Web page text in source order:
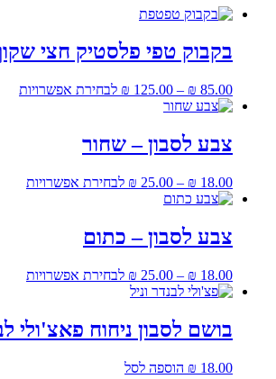
בקבוק טפי פלסטיק חצי שקוף – 50
₪ 85.00
–
₪ 125.00 לבחירת אפשרויות
צבע לסבון – שחור
₪ 18.00
–
₪ 25.00 לבחירת אפשרויות
לבחור
צבע לסבון – כתום
₪ 18.00
–
₪ 25.00 לבחירת אפשרויות
בושם לסבון ניחוח פאצ'ולי
₪ 18.00 הוספה לסל